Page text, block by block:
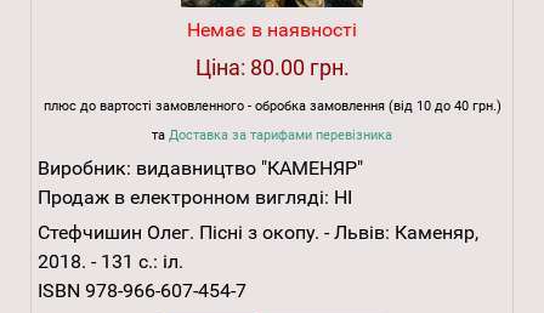
Немає в наявності
Ціна: 80.00 грн.
плюс до вартості замовленного - обробка замовлення (від 10 до 40 грн.)
та Доставка за тарифами перевізника
Виробник: видавництво "КАМЕНЯР"
Продаж в електронном вигляді: НІ
Стефчишин Олег. Пісні з окопу. - Львів: Каменяр,
2018. - 131 с.: іл.
ISBN 978-966-607-454-7